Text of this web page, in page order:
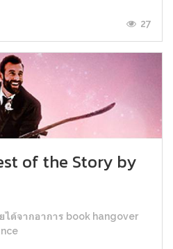
27
of the Story by
ได้จากอาการ book hangover